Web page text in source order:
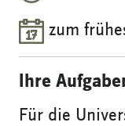
zum
Ihre
Für die